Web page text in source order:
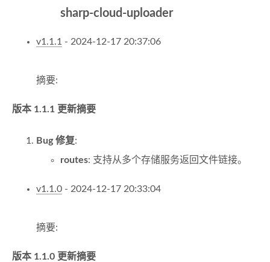
sharp-cloud-uploader
v1.1.1 - 2024-12-17 20:37:06
摘要:
版本 1.1.1 更新摘要
Bug 修复:
routes: 支持从多个存储服务返回文件链接。
v1.1.0 - 2024-12-17 20:33:04
摘要:
版本 1.1.0 更新摘要